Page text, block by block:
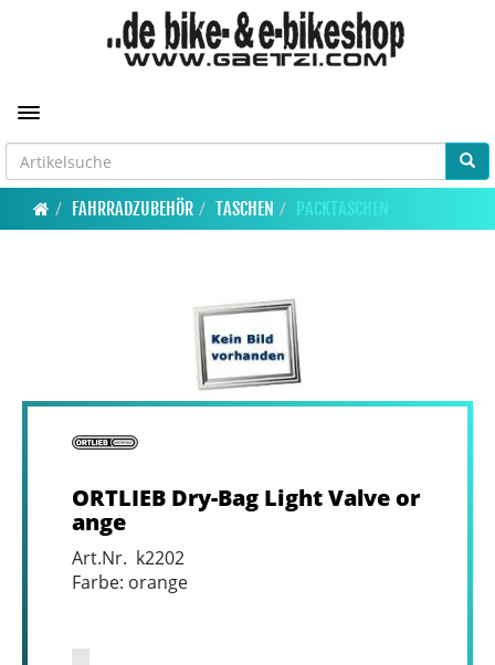
Toggle navigation
FAHRRADZUBEHÖR TASCHEN PACKTASCHEN
ORTLIEB Dry-Bag Light Valve or
ange
Art.Nr. k2202
Farbe: orange